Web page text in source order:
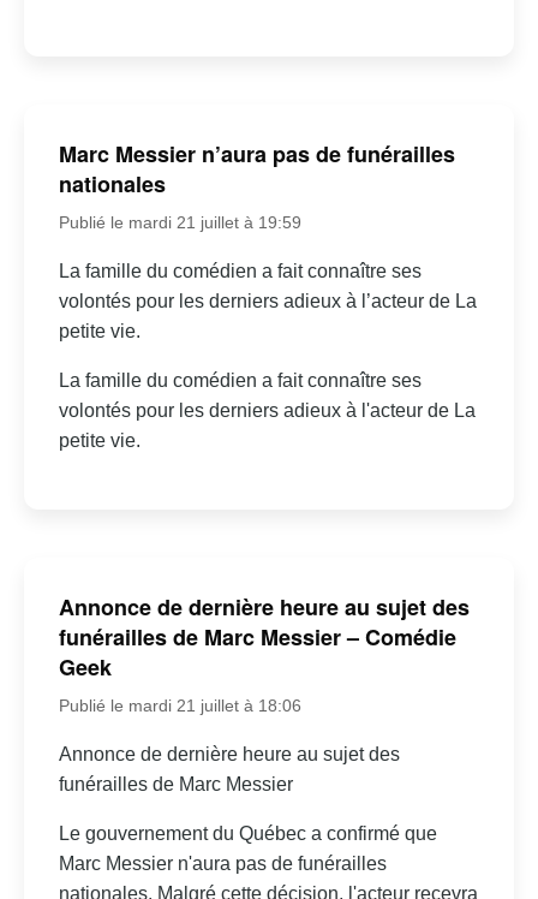
Marc Messier n’aura pas de funérailles
nationales
Publié le mardi 21 juillet à 19:59
La famille du comédien a fait connaître ses
volontés pour les derniers adieux à l’acteur de La
petite vie.
La famille du comédien a fait connaître ses
volontés pour les derniers adieux à l'acteur de La
petite vie.
Annonce de dernière heure au sujet des
funérailles de Marc Messier – Comédie
Geek
Publié le mardi 21 juillet à 18:06
Annonce de dernière heure au sujet des
funérailles de Marc Messier
Le gouvernement du Québec a confirmé que
Marc Messier n'aura pas de funérailles
nationales. Malgré cette décision, l'acteur recevra